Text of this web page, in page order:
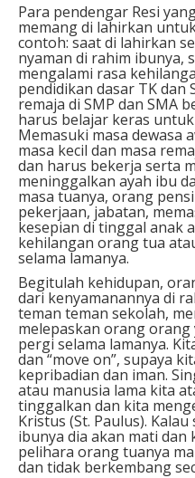
Para pendengar Resi
memang di lahirkan
contoh: saat di lahirkan
nyaman di rahim ibunya,
mengalami rasa
pendidikan dasar TK dan
remaja di SMP dan SMA
harus belajar keras
Memasuki masa dewasa
masa kecil dan masa
dan harus bekerja serta
meninggalkan ayah ibu
masa tuanya, orang
pekerjaan, jabatan,
kesepian di tinggal anak
kehilangan orang tua
selama lamanya.
Begitulah kehidupan,
dari kenyamanannya di
teman teman sekolah,
melepaskan orang
pergi selama lamanya.
dan “move on”, supaya
kepribadian dan iman.
atau manusia lama kita
tinggalkan dan kita
Kristus (St. Paulus).
ibunya dia akan mati
pelihara orang tuanya
dan tidak berkembang